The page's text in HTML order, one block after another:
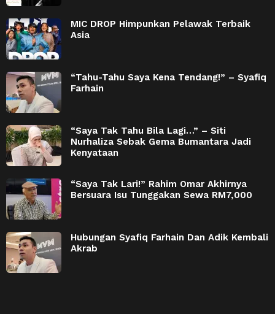
MIC DROP Himpunkan Pelawak Terbaik
Asia
“Tahu-Tahu Saya Kena Tendang!” – Syafiq
Farhain
“Saya Tak Tahu Bila Lagi…” – Siti
Nurhaliza Sebak Gema Bumantara Jadi
Kenyataan
“Saya Tak Lari!” Rahim Omar Akhirnya
Bersuara Isu Tunggakan Sewa RM7,000
Hubungan Syafiq Farhain Dan Adik Kembali
Akrab